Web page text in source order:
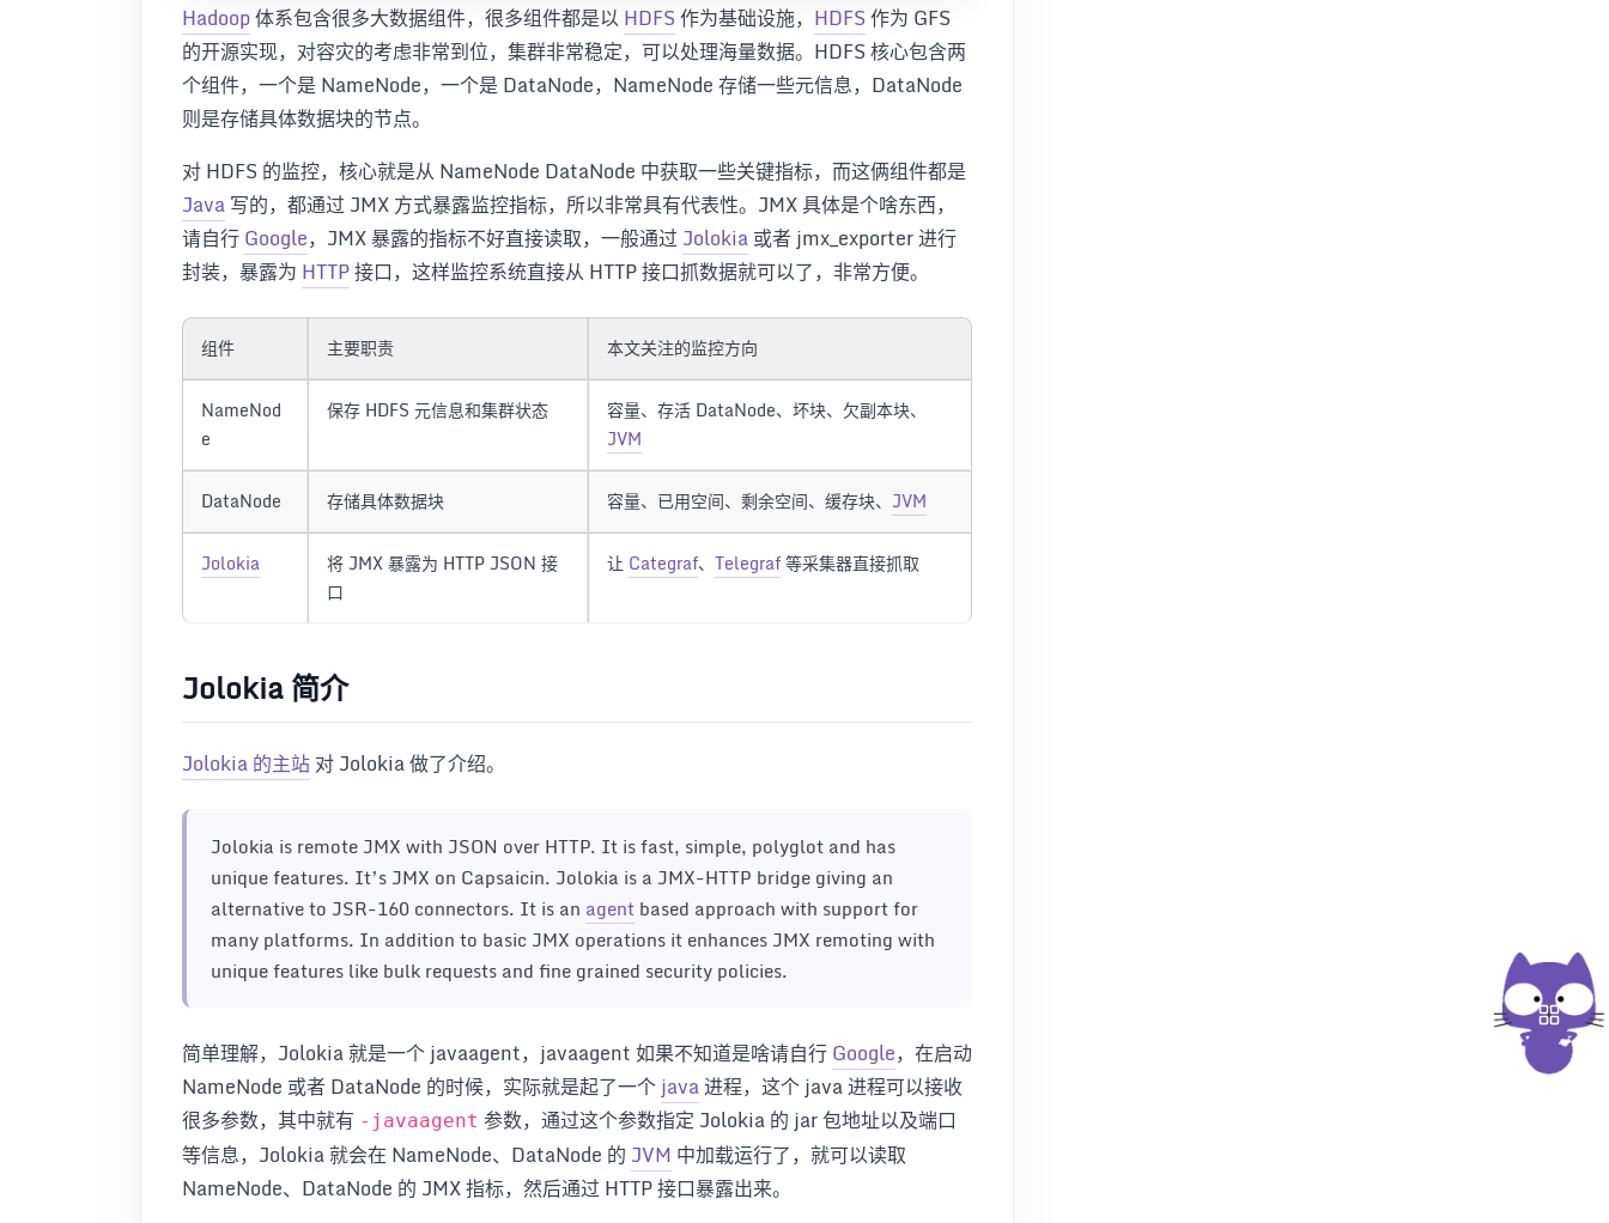
Hadoop体系包含很多大数据组件，很多组件都是以HDFS作为基础设施， HDFS作为 GFS
的开源实现，对容灾的考虑非常到位，集群非常稳定，可以处理海量数据。HDFS 核心包含两
个组件，一个是 NameNode，一个是 DataNode，NameNode 存储一些元信息，DataNode
则是存储具体数据块的节点。
对 HDFS 的监控，核心就是从 NameNode DataNode 中获取一些关键指标，而这俩组件都是
Java写的，都通过 JMX 方式暴露监控指标，所以非常具有代表性。JMX 具体是个啥东西，
请自行Google，JMX 暴露的指标不好直接读取，一般通过Jolokia或者 jmx_exporter 进行
封装，暴露为 HTTP接口，这样监控系统直接从 HTTP 接口抓数据就可以了，非常方便。
组件 主要职责 本文关注的监控方向
NameNod
e
保存 HDFS 元信息和集群状态
容量、存活 DataNode、坏块、欠副本块、
JVM
DataNode 存储具体数据块 容量、已用空间、剩余空间、缓存块、 JVM
Jolokia
将 JMX 暴露为 HTTP JSON 接
口
让 Categraf、Telegraf等采集器直接抓取
Jolokia 简介
Jolokia 的主站对 Jolokia 做了介绍。
Jolokia is remote JMX with JSON over HTTP. It is fast, simple, polyglot and has
unique features. It’s JMX on Capsaicin. Jolokia is a JMX-HTTP bridge giving an
alternative to JSR-160 connectors. It is an agent based approach with support for
many platforms. In addition to basic JMX operations it enhances JMX remoting with
unique features like bulk requests and fine grained security policies.
简单理解，Jolokia 就是一个 javaagent，javaagent 如果不知道是啥请自行Google，在启动
NameNode 或者 DataNode 的时候，实际就是起了一个java进程，这个 java 进程可以接收
很多参数，其中就有 -javaagent 参数，通过这个参数指定 Jolokia 的 jar 包地址以及端口
等信息，Jolokia 就会在 NameNode、DataNode 的 JVM 中加载运行了，就可以读取
NameNode、DataNode 的 JMX 指标，然后通过 HTTP 接口暴露出来。